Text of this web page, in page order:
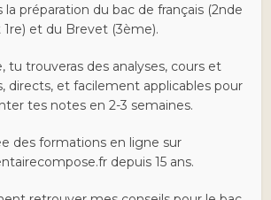
la préparation du bac de français (2nde
1re) et du Brevet (3ème).
tu trouveras des analyses, cours et
directs, et facilement applicables pour
tes notes en 2-3 semaines.
des formations en ligne sur
depuis 15 ans.